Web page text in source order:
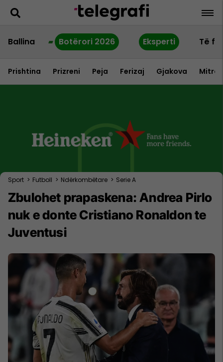
Ballina Botërori 2026 Eksperti Të
Prishtina Prizreni Peja Ferizaj Gjakova
Sport > Futboll > Ndërkombëtare > Serie A
Zbulohet prapaskena: Andrea Pirlo
nuk e donte Cristiano Ronaldon te
Juventusi